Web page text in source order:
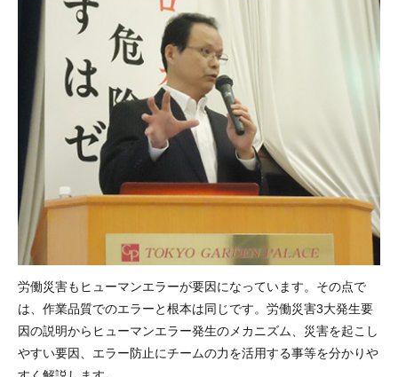
労働災害もヒューマンエラーが要因になっています。その点で
は、作業品質でのエラーと根本は同じです。労働災害3大発生要
因の説明からヒューマンエラー発生のメカニズム、災害を起こし
やすい要因、エラー防止にチームの力を活用する事等を分かりや